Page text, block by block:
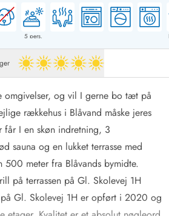
5 pers.
5 ud af 5
omgivelser, og vil I gerne bo tæt på
rækkehus i Blåvand måske jeres
I en skøn indretning, 3
sauna og en lukket terrasse med
500 meter fra Blåvands bymidte.
på terrassen på Gl. Skolevej 1H
på Gl. Skolevej 1H er opført i 2020 og